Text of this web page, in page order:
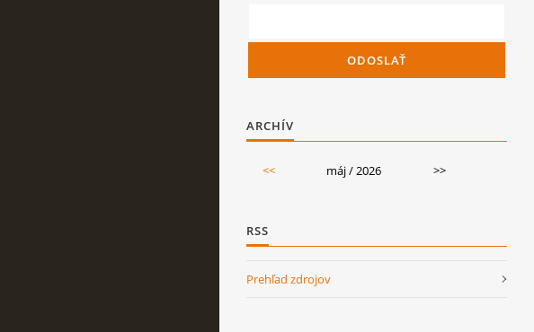
ARCHÍV
<< máj / 2026 >>
RSS
Prehľad zdrojov